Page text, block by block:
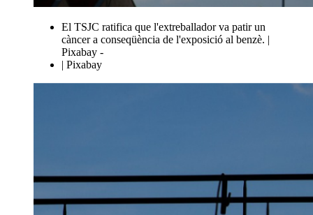
El TSJC ratifica que l'extreballador va patir un
càncer a conseqüència de l'exposició al benzè. |
Pixabay -
| Pixabay